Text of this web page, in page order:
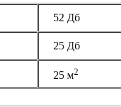
52 Дб
25 Дб
25 м2